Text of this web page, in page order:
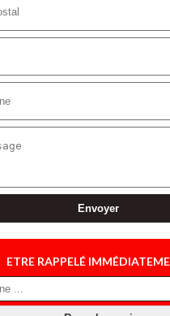
ETRE RAPPELÉ